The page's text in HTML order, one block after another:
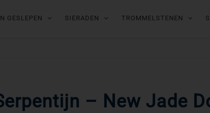
GESLEPEN SIERADEN TROMMELSTENEN
– New Jade